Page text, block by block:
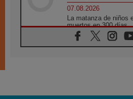
07.08.2026
La matanza de niños
muertos en 300 días
07.08.2026
Tagle: La guerra